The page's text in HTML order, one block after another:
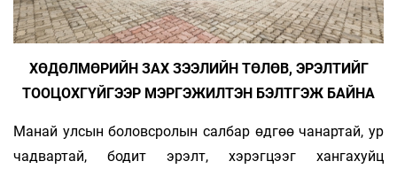
ХӨДӨЛМӨРИЙН ЗАХ ЗЭЭЛИЙН ТӨЛӨВ, ЭРЭЛТИЙГ
ТООЦОХГҮЙГЭЭР МЭРГЭЖИЛТЭН БЭЛТГЭЖ БАЙНА
Манай улсын боловсролын салбар өдгөө чанартай, ур
чадвартай, бодит эрэлт, хэрэгцээг хангахуйц